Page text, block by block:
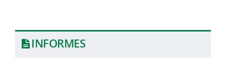
INFORMES